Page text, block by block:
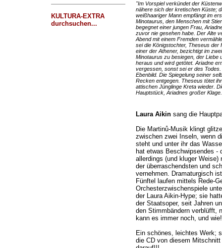
KULTURA-EXTRA
durchsuchen...
"Im Vorspiel verkündet der
nähere sich der kretischen Küste;
weißhaariger Mann empfängt im
Minotaurus, den Menschen mit
begegnet einer jungen Frau,
zuvor nie gesehen habe. Der Alte
Abend mit einem Fremden
sei die Königstochter, Theseus der
einer der Athener, bezichtigt im
Minotaurus zu besiegen, der Liebe
heraus und wird getötet. Ariadne
vergessen, sonst sei er des
Ebenbild. Die Spiegelung seiner
Recken entgegen. Theseus tötet
attischen Jünglinge Kreta wieder.
Hauptstück, Ariadnes großer
Laura Aikinsang die
Die Martinů-Musik klingt
zwischen zwei Inseln, wenn
steht und unter ihr das
hat etwas Beschwipsendes -
allerdings (und kluger
der überraschendsten und
vernehmen. Dramaturgisch
Fünftel laufen mittels Rede-
Orchesterzwischenspiele
der Laura Aikin-Hype; sie
der Staatsoper, seit Jahren
den Stimmbändern verblüfft,
kann es immer noch, und
Ein schönes, leichtes Werk;
die CD von diesem